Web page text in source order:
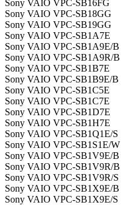
Sony VAIO VPC-SB16FG
Sony VAIO VPC-SB18GG
Sony VAIO VPC-SB19GG
Sony VAIO VPC-SB1A7E
Sony VAIO VPC-SB1A9E/B
Sony VAIO VPC-SB1A9R/B
Sony VAIO VPC-SB1B7E
Sony VAIO VPC-SB1B9E/B
Sony VAIO VPC-SB1C5E
Sony VAIO VPC-SB1C7E
Sony VAIO VPC-SB1D7E
Sony VAIO VPC-SB1H7E
Sony VAIO VPC-SB1Q1E/S
Sony VAIO VPC-SB1S1E/W
Sony VAIO VPC-SB1V9E/B
Sony VAIO VPC-SB1V9R/B
Sony VAIO VPC-SB1V9R/S
Sony VAIO VPC-SB1X9E/B
Sony VAIO VPC-SB1X9E/S